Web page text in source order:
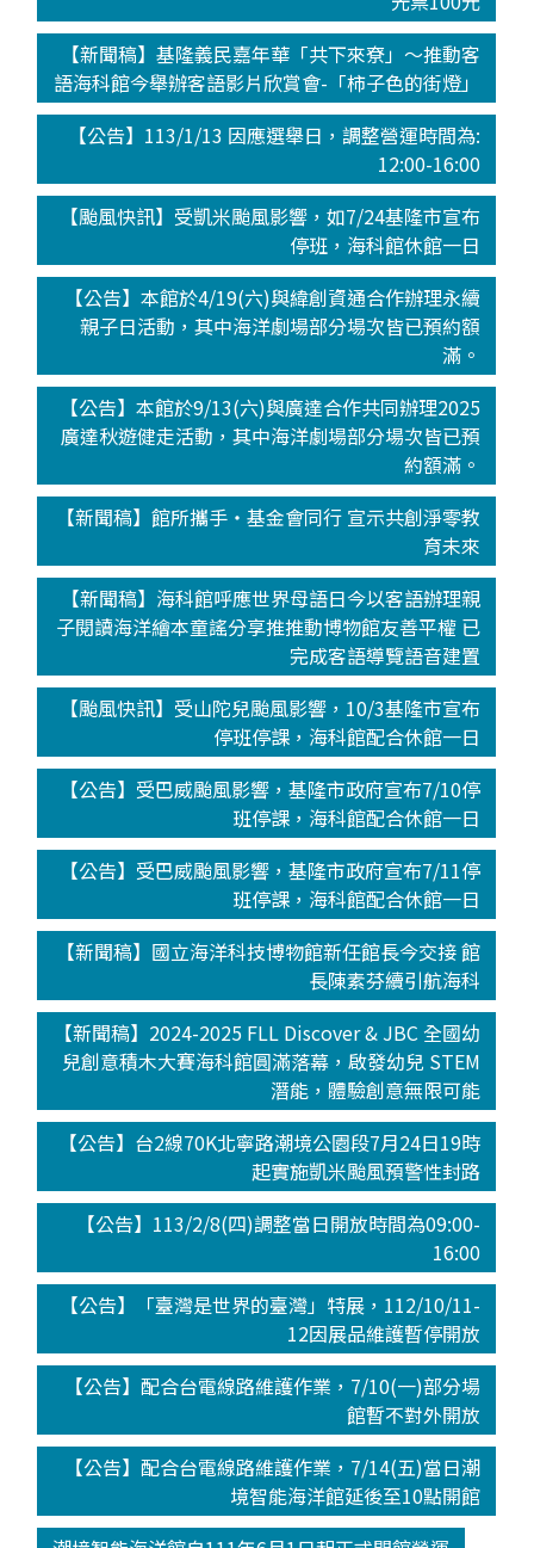
【新聞稿】基隆義民嘉年華「共下來尞」～推動客
語海科館今舉辦客語影片欣賞會-「柿子色的街燈」
【公告】113/1/13 因應選舉日，調整營運時間為:
12:00-16:00
【颱風快訊】受凱米颱風影響，如7/24基隆市宣布
停班，海科館休館一日
【公告】本館於4/19(六)與緯創資通合作辦理永續
親子日活動，其中海洋劇場部分場次皆已預約額
滿。
【公告】本館於9/13(六)與廣達合作共同辦理2025
廣達秋遊健走活動，其中海洋劇場部分場次皆已預
約額滿。
【新聞稿】館所攜手‧基金會同行 宣示共創淨零教
育未來
【新聞稿】海科館呼應世界母語日今以客語辦理親
子閱讀海洋繪本童謠分享推推動博物館友善平權 已
完成客語導覽語音建置
【颱風快訊】受山陀兒颱風影響，10/3基隆市宣布
停班停課，海科館配合休館一日
【公告】受巴威颱風影響，基隆市政府宣布7/10停
班停課，海科館配合休館一日
【公告】受巴威颱風影響，基隆市政府宣布7/11停
班停課，海科館配合休館一日
【新聞稿】國立海洋科技博物館新任館長今交接 館
長陳素芬續引航海科
【新聞稿】2024-2025 FLL Discover & JBC 全國幼
兒創意積木大賽海科館圓滿落幕，啟發幼兒 STEM
潛能，體驗創意無限可能
【公告】台2線70K北寧路潮境公園段7月24日19時
起實施凱米颱風預警性封路
【公告】113/2/8(四)調整當日開放時間為09:00-
16:00
【公告】「臺灣是世界的臺灣」特展，112/10/11-
12因展品維護暫停開放
【公告】配合台電線路維護作業，7/10(一)部分場
館暫不對外開放
【公告】配合台電線路維護作業，7/14(五)當日潮
境智能海洋館延後至10點開館